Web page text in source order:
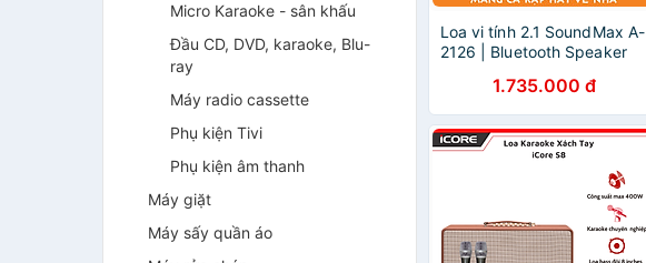
Micro Karaoke - sân khấu
Đầu CD, DVD, karaoke, Blu-
ray
Máy radio cassette
Phụ kiện Tivi
Phụ kiện âm thanh
Máy giặt
Máy sấy quần áo
Loa vi tính 2.1 SoundMax A-
2126 | Bluetooth Speaker
Bluetooth 5.0, AUX, Optical,
USB, Thẻ Nhớ SD 128GB |
Loa Nghe Nhạc, Xem Phim,
Chơi Game | Điều Khiển Từ
1.735.000 đ